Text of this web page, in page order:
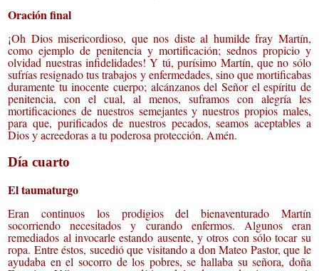
Oración final
¡Oh Dios misericordioso, que nos diste al humilde fray Martín,
como ejemplo de penitencia y mortificación; sednos propicio y
olvidad nuestras infidelidades! Y tú, purísimo Martín, que no sólo
sufrías resignado tus trabajos y enfermedades, sino que mortificabas
duramente tu inocente cuerpo; alcánzanos del Señor el espíritu de
penitencia, con el cual, al menos, suframos con alegría les
mortificaciones de nuestros semejantes y nuestros propios males,
para que, purificados de nuestros pecados, seamos aceptables a
Dios y acreedoras a tu poderosa protección. Amén.
Día cuarto
El taumaturgo
Eran continuos los prodigios del bienaventurado Martín
socorriendo necesitados y curando enfermos. Algunos eran
remediados al invocarle estando ausente, y otros con sólo tocar su
ropa. Entre éstos, sucedió que visitando a don Mateo Pastor, que le
ayudaba en el socorro de los pobres, se hallaba su señora, doña